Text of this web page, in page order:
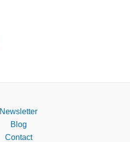
Newsletter
Blog
Contact